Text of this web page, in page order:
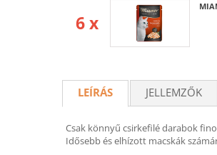
6 x
LEÍRÁS JELLEMZŐK
Csak könnyű csirkefilé darabok
Idősebb és elhízott macskák